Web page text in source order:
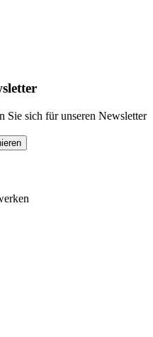
Sie sich für unseren Newsletter